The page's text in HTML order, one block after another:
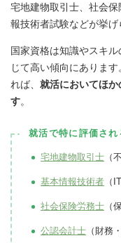
宅地建物取引士、社会
報技術者試験などが挙げ
国家資格は知識やスキ
じて高い傾向にありま
れば、 就活においてほ
す。
就活で特に評価さ
宅地建物取引士 （
基本情報技術者 （
社会保険労務士 （
公認会計士 （財務